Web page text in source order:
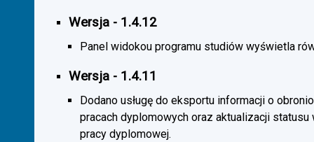
Wersja - 1.4.12
Panel widokou programu studiów wyświetla
Wersja - 1.4.11
Dodano usługę do eksportu informacji o
pracach dyplomowych oraz aktualizacji
pracy dyplomowej.